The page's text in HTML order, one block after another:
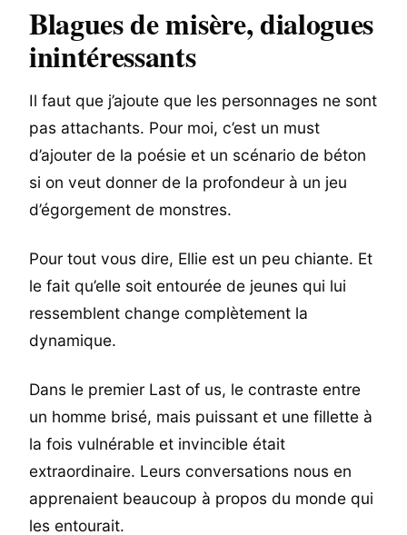
Blagues de misère, dialogues
inintéressants
Il faut que j’ajoute que les personnages ne sont
pas attachants. Pour moi, c’est un must
d’ajouter de la poésie et un scénario de béton
si on veut donner de la profondeur à un jeu
d’égorgement de monstres.
Pour tout vous dire, Ellie est un peu chiante. Et
le fait qu’elle soit entourée de jeunes qui lui
ressemblent change complètement la
dynamique.
Dans le premier Last of us, le contraste entre
un homme brisé, mais puissant et une fillette à
la fois vulnérable et invincible était
extraordinaire. Leurs conversations nous en
apprenaient beaucoup à propos du monde qui
les entourait.